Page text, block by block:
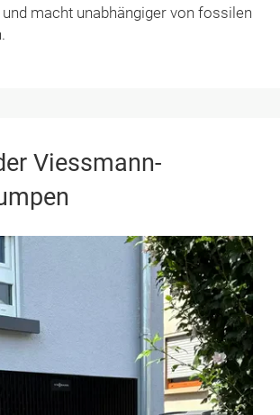
macht unabhängiger von fossilen
Viessmann-